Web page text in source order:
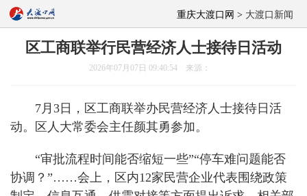
重庆大渡口网 > 大渡口新闻
区工商联举行民营经济人士接待日活动
2026年07月07日 09:40:54 来源：
7月3日，区工商联举办民营经济人士接待日活
动。区人大常委会主任颜其勇参加。
“审批流程时间能否缩短一些”“停车难问题能否
协调？”……会上，区内12家民营企业代表围绕政策